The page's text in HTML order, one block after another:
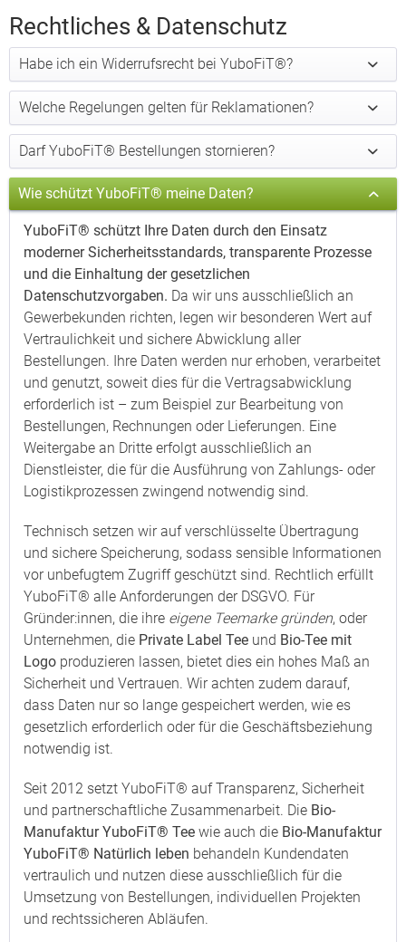
Rechtliches & Datenschutz
Habe ich ein Widerrufsrecht bei YuboFiT®?
Welche Regelungen gelten für Reklamationen?
Darf YuboFiT® Bestellungen stornieren?
Wie schützt YuboFiT® meine Daten?
YuboFiT® schützt Ihre Daten durch den Einsatz
moderner Sicherheitsstandards, transparente Prozesse
und die Einhaltung der gesetzlichen
Datenschutzvorgaben. Da wir uns ausschließlich an
Gewerbekunden richten, legen wir besonderen Wert auf
Vertraulichkeit und sichere Abwicklung aller
Bestellungen. Ihre Daten werden nur erhoben, verarbeitet
und genutzt, soweit dies für die Vertragsabwicklung
erforderlich ist – zum Beispiel zur Bearbeitung von
Bestellungen, Rechnungen oder Lieferungen. Eine
Weitergabe an Dritte erfolgt ausschließlich an
Dienstleister, die für die Ausführung von Zahlungs- oder
Logistikprozessen zwingend notwendig sind.
Technisch setzen wir auf verschlüsselte Übertragung
und sichere Speicherung, sodass sensible Informationen
vor unbefugtem Zugriff geschützt sind. Rechtlich erfüllt
YuboFiT® alle Anforderungen der DSGVO. Für
Gründer:innen, die ihre eigene Teemarke gründen, oder
Unternehmen, die Private Label Tee und Bio-Tee mit
Logo produzieren lassen, bietet dies ein hohes Maß an
Sicherheit und Vertrauen. Wir achten zudem darauf,
dass Daten nur so lange gespeichert werden, wie es
gesetzlich erforderlich oder für die Geschäftsbeziehung
notwendig ist.
Seit 2012 setzt YuboFiT® auf Transparenz, Sicherheit
und partnerschaftliche Zusammenarbeit. Die Bio-
Manufaktur YuboFiT® Tee wie auch die Bio-Manufaktur
YuboFiT® Natürlich leben behandeln Kundendaten
vertraulich und nutzen diese ausschließlich für die
Umsetzung von Bestellungen, individuellen Projekten
und rechtssicheren Abläufen.